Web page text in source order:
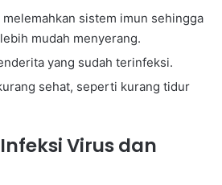
melemahkan sistem imun sehingga
mudah menyerang.
yang sudah terinfeksi.
sehat, seperti kurang tidur
Virus dan